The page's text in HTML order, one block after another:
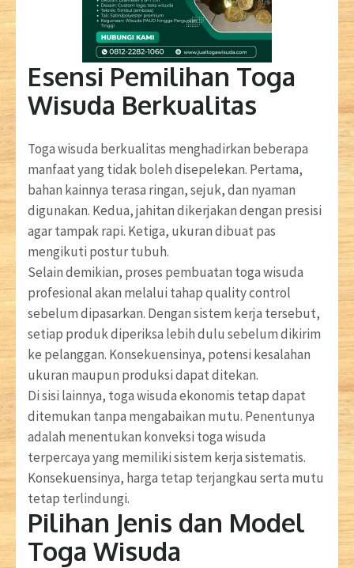
Esensi Pemilihan Toga
Wisuda Berkualitas
Toga wisuda berkualitas menghadirkan beberapa
manfaat yang tidak boleh disepelekan. Pertama,
bahan kainnya terasa ringan, sejuk, dan nyaman
digunakan. Kedua, jahitan dikerjakan dengan presisi
agar tampak rapi. Ketiga, ukuran dibuat pas
mengikuti postur tubuh.
Selain demikian, proses pembuatan toga wisuda
profesional akan melalui tahap quality control
sebelum dipasarkan. Dengan sistem kerja tersebut,
setiap produk diperiksa lebih dulu sebelum dikirim
ke pelanggan. Konsekuensinya, potensi kesalahan
ukuran maupun produksi dapat ditekan.
Di sisi lainnya, toga wisuda ekonomis tetap dapat
ditemukan tanpa mengabaikan mutu. Penentunya
adalah menentukan konveksi toga wisuda
terpercaya yang memiliki sistem kerja sistematis.
Konsekuensinya, harga tetap terjangkau serta mutu
tetap terlindungi.
Pilihan Jenis dan Model
Toga Wisuda